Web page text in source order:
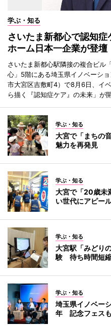
学ぶ・知る
さいたま新都心で認知
ホーム日本一企業が登壇
さいたま新都心駅隣接の複合ビル
心」5階にある埼玉県イノベーシ
市大宮区吉敷町4）で8月6日、イ
ら描く『認知症ケア』の未来」が
学ぶ・知る
大宮で「まちの
魅力を再発見
学ぶ・知る
大宮で「20歳未
い世代にアピー
学ぶ・知る
大宮駅「みどり
験 待ち時間短
学ぶ・知る
埼玉県イノベー
年 記念フェスも